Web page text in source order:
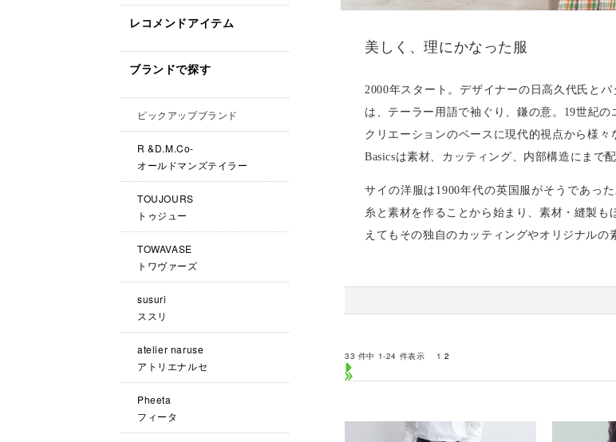
レコメンドアイテム
ブランドで探す
ピックアップブランド
R &D.M.Co-
オールドマンズテイラー
TOUJOURS
トゥジュー
TOWAVASE
トワヴァーズ
susuri
ススリ
atelier naruse
アトリエナルセ
Pheeta
フィータ
美しく、理にかなった服
2000年スタート。デザイナーの日高久代氏と
は、テーラー用語で袖ぐり、鎌の意。19世紀
クリエーションのベースに現代的視点から様
Basicsは素材、カッティング、内部構造にまで
サイの洋服は1900年代の英国服がそうであっ
糸と素材を作ることから始まり、素材・縫製
えてもその独自のカッティングやオリジナルの
33 件中 1-24 件表示 1 2